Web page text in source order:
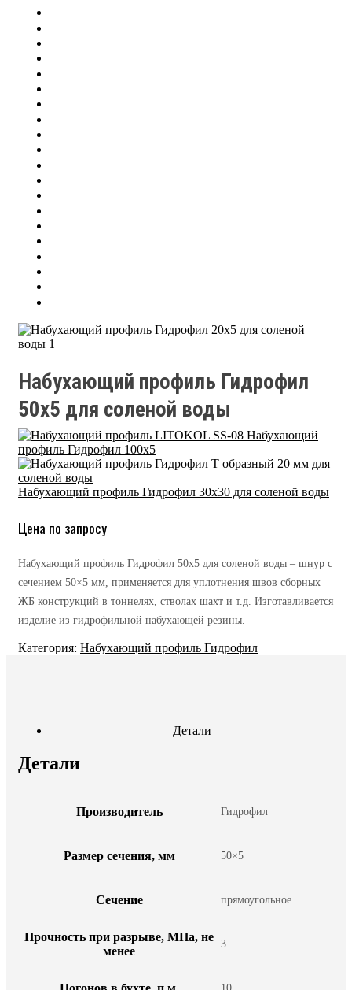
Набухающий профиль Гидрофил
50х5 для соленой воды
Набухающий
профиль Гидрофил 100х5
Набухающий профиль Гидрофил 30х30 для соленой воды
Цена по запросу
Набухающий профиль Гидрофил 50х5 для соленой воды – шнур с
сечением 50×5 мм, применяется для уплотнения швов сборных
ЖБ конструкций в тоннелях, стволах шахт и т.д. Изготавливается
изделие из гидрофильной набухающей резины.
Категория: Набухающий профиль Гидрофил
Детали
Детали
Производитель Гидрофил
Размер сечения, мм 50×5
Сечение прямоугольное
Прочность при разрыве, МПа, не
менее
3